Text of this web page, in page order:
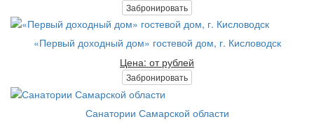
Забронировать
«Первый доходный дом» гостевой дом, г. Кисловодск
Цена: от рублей
Забронировать
Санатории Самарской области